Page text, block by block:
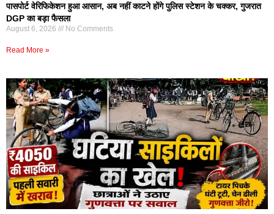
पासपोर्ट वेरिफिकेशन हुआ आसान, अब नहीं काटने होंगे पुलिस स्टेशन के चक्कर, गुजरात
DGP का बड़ा फैसला
August 6, 2026 No Comments
Read More »